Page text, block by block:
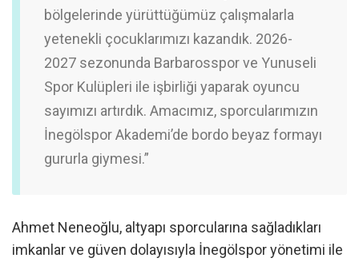
bölgelerinde yürüttüğümüz çalışmalarla
yetenekli çocuklarımızı kazandık. 2026-
2027 sezonunda Barbarosspor ve Yunuseli
Spor Kulüpleri ile işbirliği yaparak oyuncu
sayımızı artırdık. Amacımız, sporcularımızın
İnegölspor Akademi’de bordo beyaz formayı
gururla giymesi.”
Ahmet Neneoğlu, altyapı sporcularına sağladıkları
imkanlar ve güven dolayısıyla İnegölspor yönetimi ile